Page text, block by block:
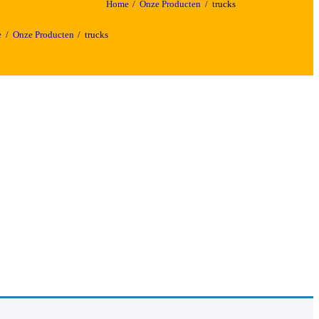
Home Onze Producten trucks
Onze Producten trucks